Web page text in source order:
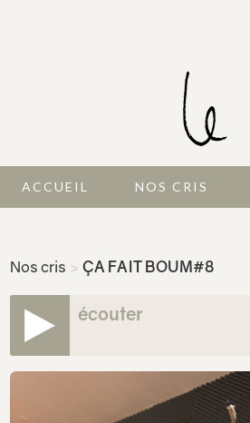
ACCUEIL NOS CRIS
Nos cris > ÇA FAIT BOUM#8
écouter